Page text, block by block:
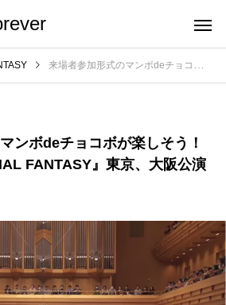
来場者参加形式のマンボdeチョコボが楽しそう！『BRA★BRA FINAL FANTASY』東京、大阪公演が終了
ンボdeチョコボが楽しそう！
FANTASY』東京、大阪公演